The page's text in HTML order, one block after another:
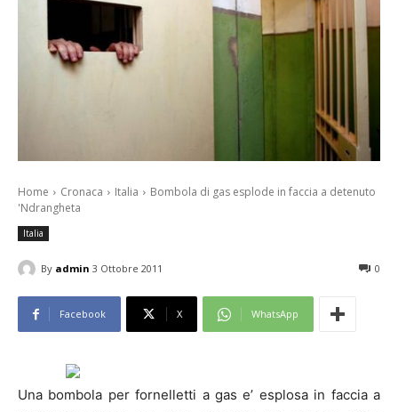
Home Cronaca Italia
Bombola di gas esplode in faccia a detenuto
'Ndrangheta
Italia
By admin 3 Ottobre 2011 0
Facebook X WhatsApp
Una bombola per fornelletti a gas e’ esplosa in faccia a